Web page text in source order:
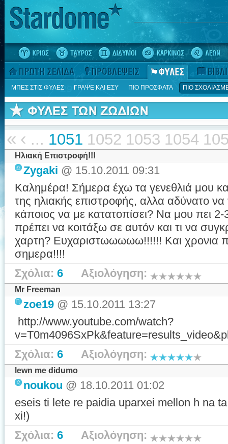
ΜΠΕΣ ΣΤΙΣ ΦΥΛΕΣ ΓΡΑΨΕ ΚΑΙ ΕΣΥ ΠΙΟ ΠΡΟΣΦΑΤΑ ΠΙΟ
« ‹ ... 1051 1052 1053 1054
Ηλιακή Επιστροφή!!!
Zygaki @ 15.10.2011 09:31
Καλημέρα! Σήμερα έχω τα γενεθλιά μου
της ηλιακής επιστροφής, αλλα αδύνατο
κάποιος να με κατατοπίσει? Να μου πει 2-
πρέπει να κοιτάξω σε αυτόν και τι να
χαρτη? Ευχαριστωωωωω!!!!!! Και χρονια
σημερα!!!!
Σχόλια: 6 Αξιολόγηση:
Mr Freeman
zoe19 @ 15.10.2011 13:27
http://www.youtube.com/watch?
Σχόλια: 6 Αξιολόγηση:
lewn me didumo
noukou @ 18.10.2011 01:02
eseis ti lete re paidia uparxei mellon h na
xi!)
Σχόλια: 6 Αξιολόγηση: